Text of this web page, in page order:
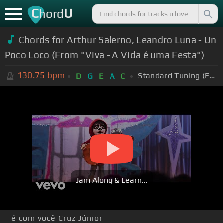
ChordU
Chords for Arthur Salerno, Leandro Luna - Un
Poco Loco (From "Viva - A Vida é uma Festa")
130.75 bpm D G E A C Standard Tuning (EADGBE)
Jam Along & Learn...
é com você Cruz Júnior